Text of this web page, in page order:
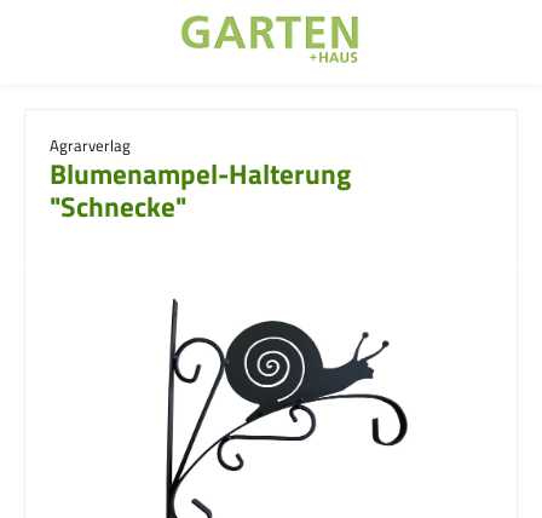
Agrarverlag
Blumenampel-Halterung
"Schnecke"
Bildergalerie überspringen